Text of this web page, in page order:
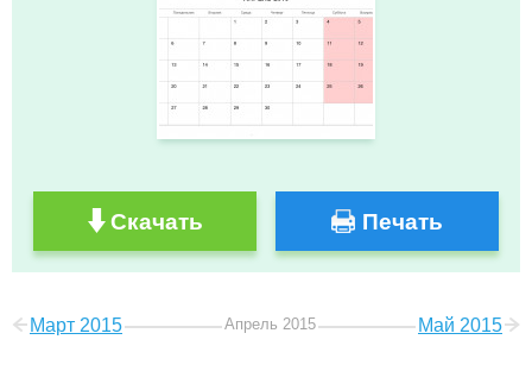
Скачать Печать
Март 2015 Апрель 2015 Май 2015